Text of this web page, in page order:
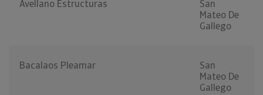
Avellano Estructuras
San
Mateo De
Gallego
Bacalaos Pleamar
San
Mateo De
Gallego